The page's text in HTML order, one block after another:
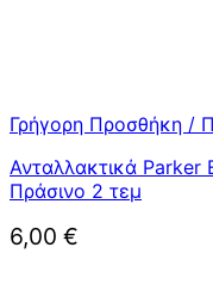
Γρήγορη Προσθήκη /
Ανταλλακτικά
Πράσινο 2 τεμ
6,00 €